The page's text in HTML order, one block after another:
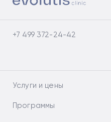
+7 499 372-24-42
Услуги и цены
Программы